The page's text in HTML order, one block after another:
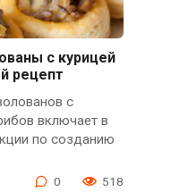
с курицей
рецепт
с
включает в
по созданию
0 518